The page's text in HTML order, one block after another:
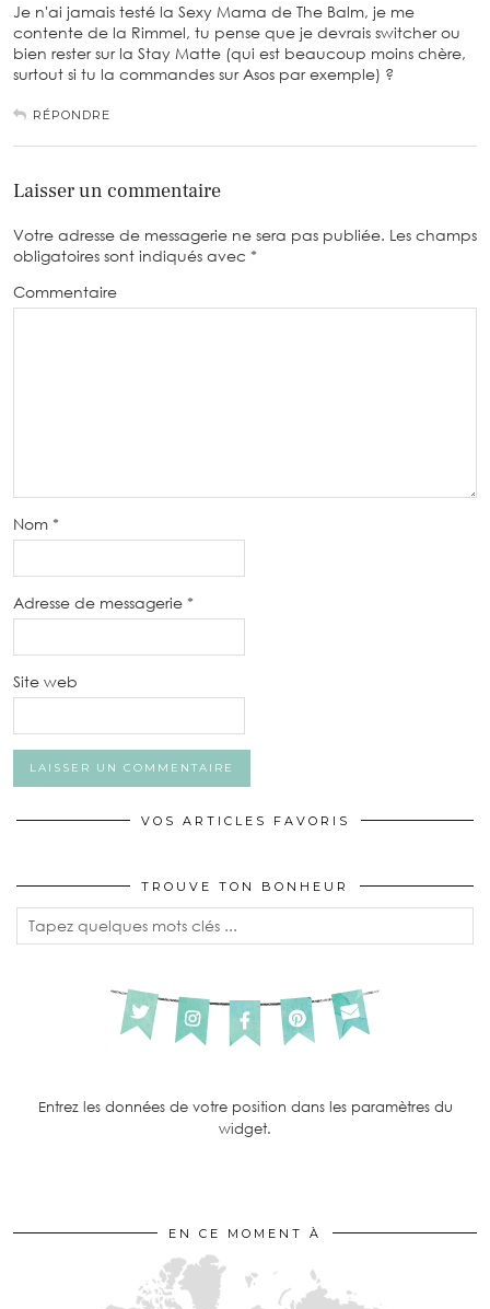
Je n'ai jamais testé la Sexy Mama de The Balm, je me
contente de la Rimmel, tu pense que je devrais switcher ou
bien rester sur la Stay Matte (qui est beaucoup moins chère,
surtout si tu la commandes sur Asos par exemple) ?
RÉPONDRE
Laisser un commentaire
Votre adresse de messagerie ne sera pas publiée. Les champs
obligatoires sont indiqués avec *
Commentaire
Nom *
Adresse de messagerie *
Site web
VOS ARTICLES FAVORIS
TROUVE TON BONHEUR
Entrez les données de votre position dans les paramètres du
widget.
EN CE MOMENT À